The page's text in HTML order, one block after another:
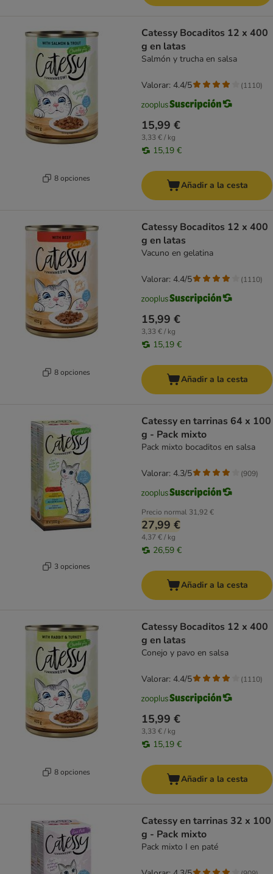
8 opciones
Catessy Bocaditos 12 x 400
g en latas
Salmón y trucha en salsa
15,99 €
3,33 € / kg
15,19 €
Valorar: 4.4/5 (1110)
Añadir a la cesta
8 opciones
Catessy Bocaditos 12 x 400
g en latas
Vacuno en gelatina
15,99 €
3,33 € / kg
15,19 €
Valorar: 4.4/5 (1110)
Añadir a la cesta
3 opciones
Catessy en tarrinas 64 x 100
g - Pack mixto
Pack mixto bocaditos en salsa
Precio normal 31,92 €
27,99 €
4,37 € / kg
26,59 €
Valorar: 4.3/5 (909)
Añadir a la cesta
8 opciones
Catessy Bocaditos 12 x 400
g en latas
Conejo y pavo en salsa
15,99 €
3,33 € / kg
15,19 €
Valorar: 4.4/5 (1110)
Añadir a la cesta
Catessy en tarrinas 32 x 100
g - Pack mixto
Pack mixto I en paté